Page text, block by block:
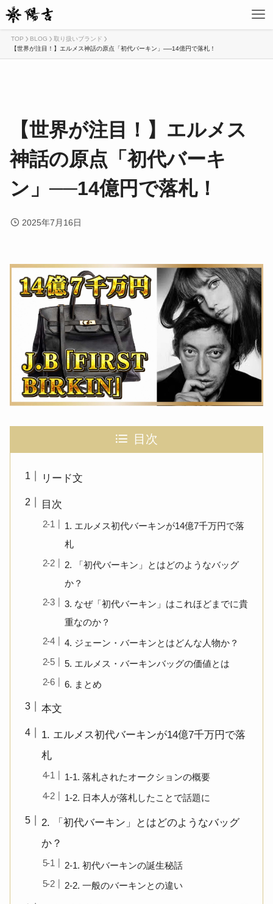
TOP BLOG
取り扱いブランド
【世界が注目！】エルメス神話の原点「初代バーキン」──14億円で落札！
【世界が注目！】エルメス
神話の原点「初代バーキ
ン」──14億円で落札！
2025年7月16日
目次
リード文
目次
1. エルメス初代バーキンが14億7千万円で落
札
2. 「初代バーキン」とはどのようなバッグ
か？
3. なぜ「初代バーキン」はこれほどまでに貴
重なのか？
4. ジェーン・バーキンとはどんな人物か？
5. エルメス・バーキンバッグの価値とは
6. まとめ
本文
1. エルメス初代バーキンが14億7千万円で落
札
1-1. 落札されたオークションの概要
1-2. 日本人が落札したことで話題に
2. 「初代バーキン」とはどのようなバッグ
か？
2-1. 初代バーキンの誕生秘話
2-2. 一般のバーキンとの違い